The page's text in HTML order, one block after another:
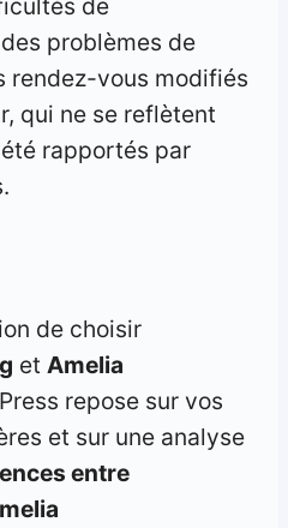
problèmes de
rendez-vous modifiés
qui ne se reflètent
rapportés par
de choisir
et Amelia
repose sur vos
et sur une analyse
entre